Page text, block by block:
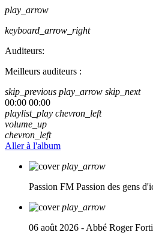
play_arrow
keyboard_arrow_right
Auditeurs:
Meilleurs auditeurs :
skip_previous play_arrow skip_next
00:00 00:00
playlist_play chevron_left
volume_up
chevron_left
Aller à l'album
play_arrow
Passion FM Passion des gens
play_arrow
06 août 2026 - Abbé Roger